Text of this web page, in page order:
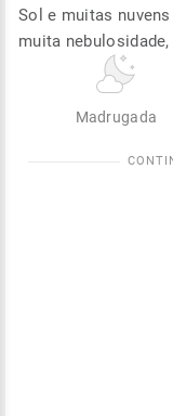
Sol e muitas
muita
Madrugada